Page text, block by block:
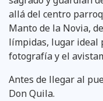
allá del centro
Manto de la Novia,
límpidas, lugar ideal
fotografía y el
Antes de llegar al
Don Quila.